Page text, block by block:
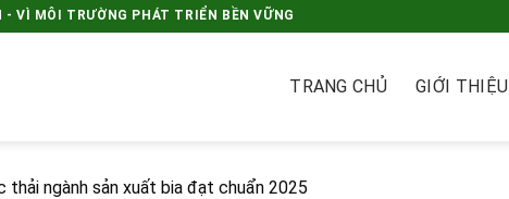
VÌ MÔI TRƯỜNG PHÁT TRIỂN BỀN VỮNG
TRANG CHỦ GIỚI THIỆU
thải ngành sản xuất bia đạt chuẩn 2025